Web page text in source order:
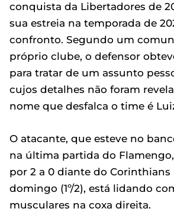
conquista da Libertadores de
sua estreia na temporada de
confronto. Segundo um
próprio clube, o defensor
para tratar de um assunto
cujos detalhes não foram
nome que desfalca o time é
O atacante, que esteve no
na última partida do
por 2 a 0 diante do
domingo (1º/2), está lidando
musculares na coxa direita.